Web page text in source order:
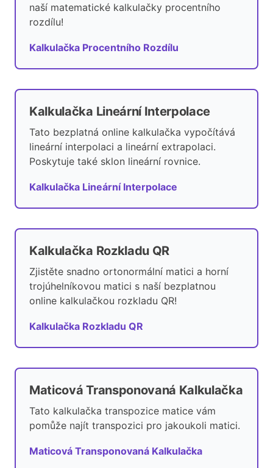
naší matematické kalkulačky procentního
rozdílu!
Kalkulačka Procentního Rozdílu
Kalkulačka Lineární Interpolace
Tato bezplatná online kalkulačka vypočítává
lineární interpolaci a lineární extrapolaci.
Poskytuje také sklon lineární rovnice.
Kalkulačka Lineární Interpolace
Kalkulačka Rozkladu QR
Zjistěte snadno ortonormální matici a horní
trojúhelníkovou matici s naší bezplatnou
online kalkulačkou rozkladu QR!
Kalkulačka Rozkladu QR
Maticová Transponovaná Kalkulačka
Tato kalkulačka transpozice matice vám
pomůže najít transpozici pro jakoukoli matici.
Maticová Transponovaná Kalkulačka